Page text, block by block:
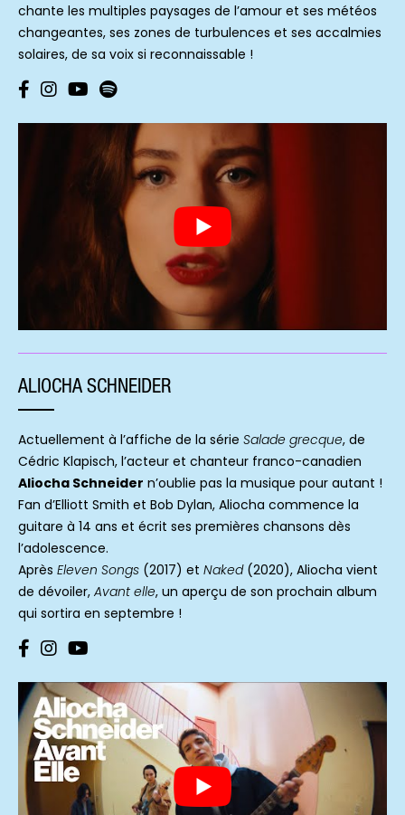
chante les multiples paysages de l’amour et ses météos
changeantes, ses zones de turbulences et ses accalmies
solaires, de sa voix si reconnaissable !
ALIOCHA SCHNEIDER
Actuellement à l’affiche de la série Salade grecque, de
Cédric Klapisch, l’acteur et chanteur franco-canadien
Aliocha Schneider n’oublie pas la musique pour autant !
Fan d’Elliott Smith et Bob Dylan, Aliocha commence la
guitare à 14 ans et écrit ses premières chansons dès
l’adolescence.
Après Eleven Songs (2017) et Naked(2020), Aliocha vient
de dévoiler, Avant elle, un aperçu de son prochain album
qui sortira en septembre !